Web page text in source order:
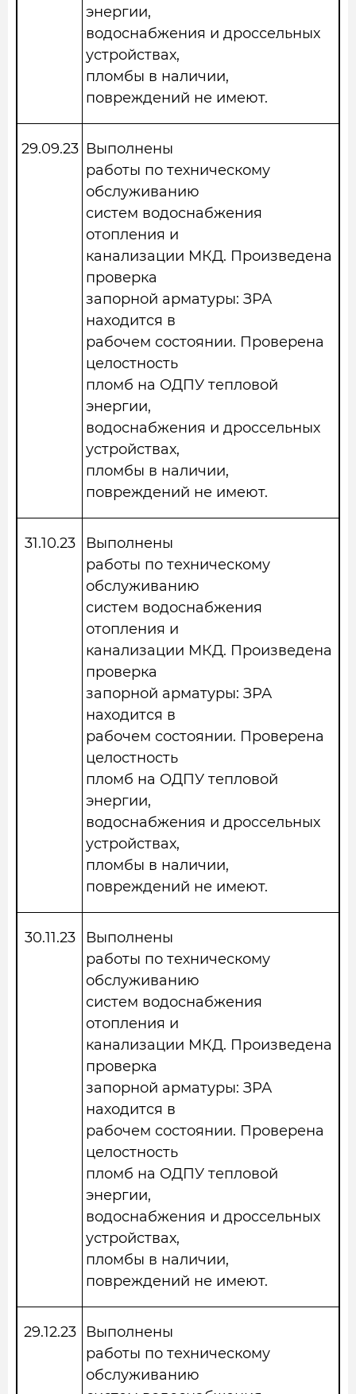
энергии,
водоснабжения и дроссельных
устройствах,
пломбы в наличии,
повреждений не имеют.
29.09.23 Выполнены
работы по техническому
обслуживанию
систем водоснабжения
отопления и
канализации МКД. Произведена
проверка
запорной арматуры: ЗРА
находится в
рабочем состоянии. Проверена
целостность
пломб на ОДПУ тепловой
энергии,
водоснабжения и дроссельных
устройствах,
пломбы в наличии,
повреждений не имеют.
31.10.23
Выполнены
работы по техническому
обслуживанию
систем водоснабжения
отопления и
канализации МКД. Произведена
проверка
запорной арматуры: ЗРА
находится в
рабочем состоянии. Проверена
целостность
пломб на ОДПУ тепловой
энергии,
водоснабжения и дроссельных
устройствах,
пломбы в наличии,
повреждений не имеют.
30.11.23
Выполнены
работы по техническому
обслуживанию
систем водоснабжения
отопления и
канализации МКД. Произведена
проверка
запорной арматуры: ЗРА
находится в
рабочем состоянии. Проверена
целостность
пломб на ОДПУ тепловой
энергии,
водоснабжения и дроссельных
устройствах,
пломбы в наличии,
повреждений не имеют.
29.12.23
Выполнены
работы по техническому
обслуживанию